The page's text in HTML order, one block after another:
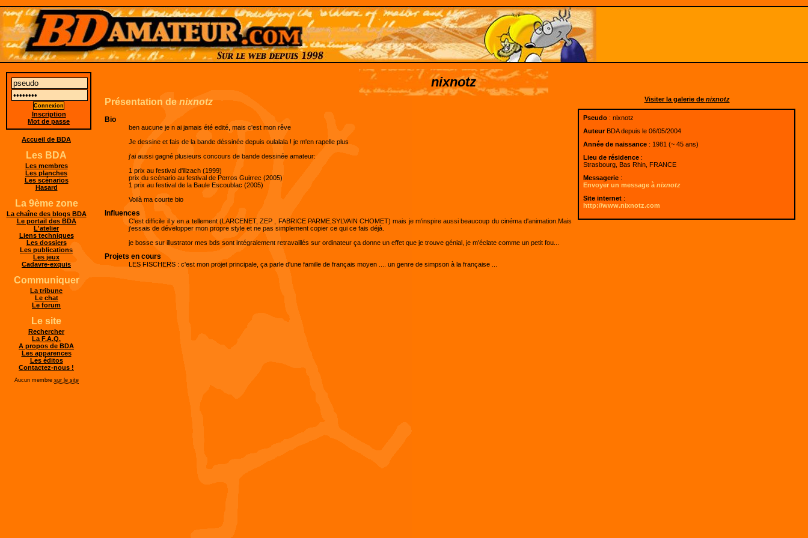
nixnotz
Visiter la galerie de nixnotz
Pseudo: nixnotz
AuteurBDA depuis le 06/05/2004
Année de naissance: 1981 (~ 45 ans)
Lieu de résidence:
Strasbourg, Bas Rhin, FRANCE
Messagerie:
Envoyer un message à nixnotz
Site internet:
http://www.nixnotz.com
Présentation de nixnotz
Bio
ben aucune je n ai jamais été edité, mais c'est mon rêve
Je dessine et fais de la bande déssinée depuis oulalala ! je m'en rapelle plus
j'ai aussi gagné plusieurs concours de bande dessinée amateur:
1 prix au festival d'illzach (1999)
prix du scénario au festival de Perros Guirrec (2005)
1 prix au festival de la Baule Escoublac (2005)
Voilà ma courte bio
Influences
C'est difficile il y en a tellement (LARCENET, ZEP , FABRICE PARME,SYLVAIN CHOMET) mais je m'inspire aussi beaucoup du cinéma d'animation.Mais
j'essais de développer mon propre style et ne pas simplement copier ce qui ce fais déjà.
je bosse sur illustrator mes bds sont intégralement retravaillés sur ordinateur ça donne un effet que je trouve génial, je m'éclate comme un petit fou...
Projets en cours
LES FISCHERS : c'est mon projet principale, ça parle d'une famille de français moyen .... un genre de simpson à la française ...
Inscription
Mot de passe
Accueil de BDA
Les BDA
Les membres
Les planches
Les scénarios
Hasard
La 9ème zone
La chaîne des blogs BDA
Le portail des BDA
L'atelier
Liens techniques
Les dossiers
Les publications
Les jeux
Cadavre-exquis
Communiquer
La tribune
Le chat
Le forum
Le site
Rechercher
La F.A.Q.
A propos de BDA
Les apparences
Les éditos
Contactez-nous !
Aucun membre sur le site